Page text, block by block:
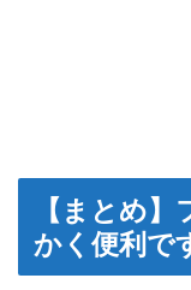
【まとめ
かく便利で